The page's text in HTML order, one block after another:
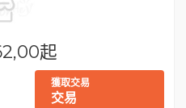
起
獲取交易
交易